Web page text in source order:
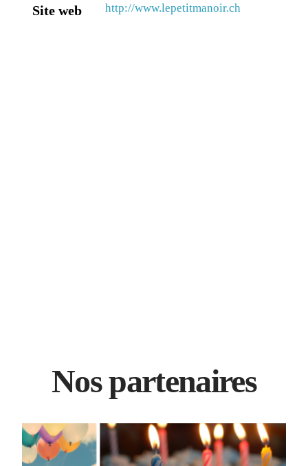
Site web http://www.lepetitmanoir.ch
Nos partenaires